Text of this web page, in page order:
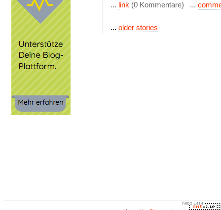
... link (0 Kommentare) ...
... older stories